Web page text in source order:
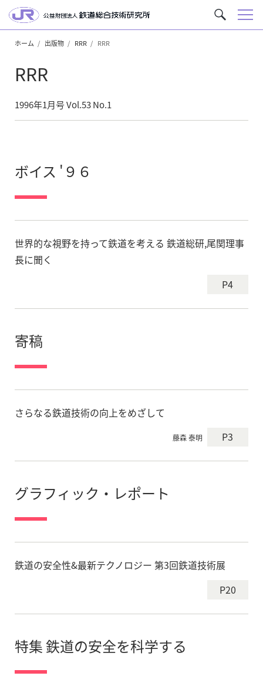
サ
イ
メ
ホーム 出版物 RRR RRR
RRR
1996年1月号 Vol.53 No.1
ボイス '９６
世界的な視野を持って鉄道を考える 鉄道総研,尾関理事
長に聞く
P4
寄稿
さらなる鉄道技術の向上をめざして
藤森 泰明 P3
グラフィック・レポート
鉄道の安全性&最新テクノロジー 第3回鉄道技術展
P20
特集 鉄道の安全を科学する